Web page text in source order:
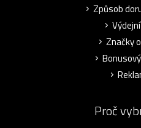
Způsob
Značky
Proč